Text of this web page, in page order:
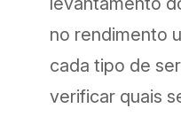
no rendimento
cada tipo de
verificar quais